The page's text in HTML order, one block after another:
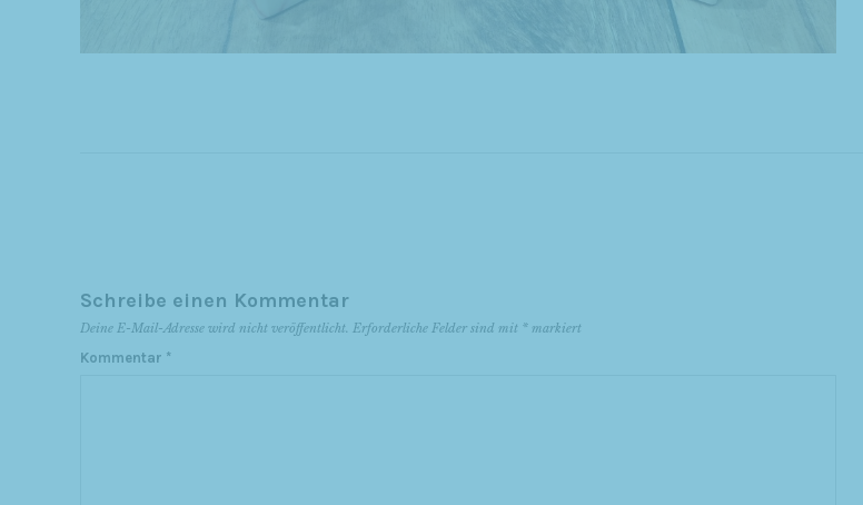
Schreibe einen Kommentar
Deine E-Mail-Adresse wird nicht veröffentlicht. Erforderliche Felder sind mit * markiert
Kommentar *